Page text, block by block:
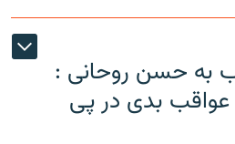
به حسن روحانی :
عواقب بدی در پی